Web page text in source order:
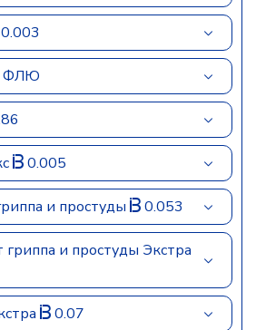
0.003
ФЛЮ
0.005
и простуды 0.053
и простуды Экстра
0.07